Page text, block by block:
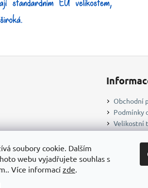
soubory cookie. Dalším
webu vyjadřujete souhlas s
Více informacízde.
Obchodní
Podmínky
Velikostní
Osobní